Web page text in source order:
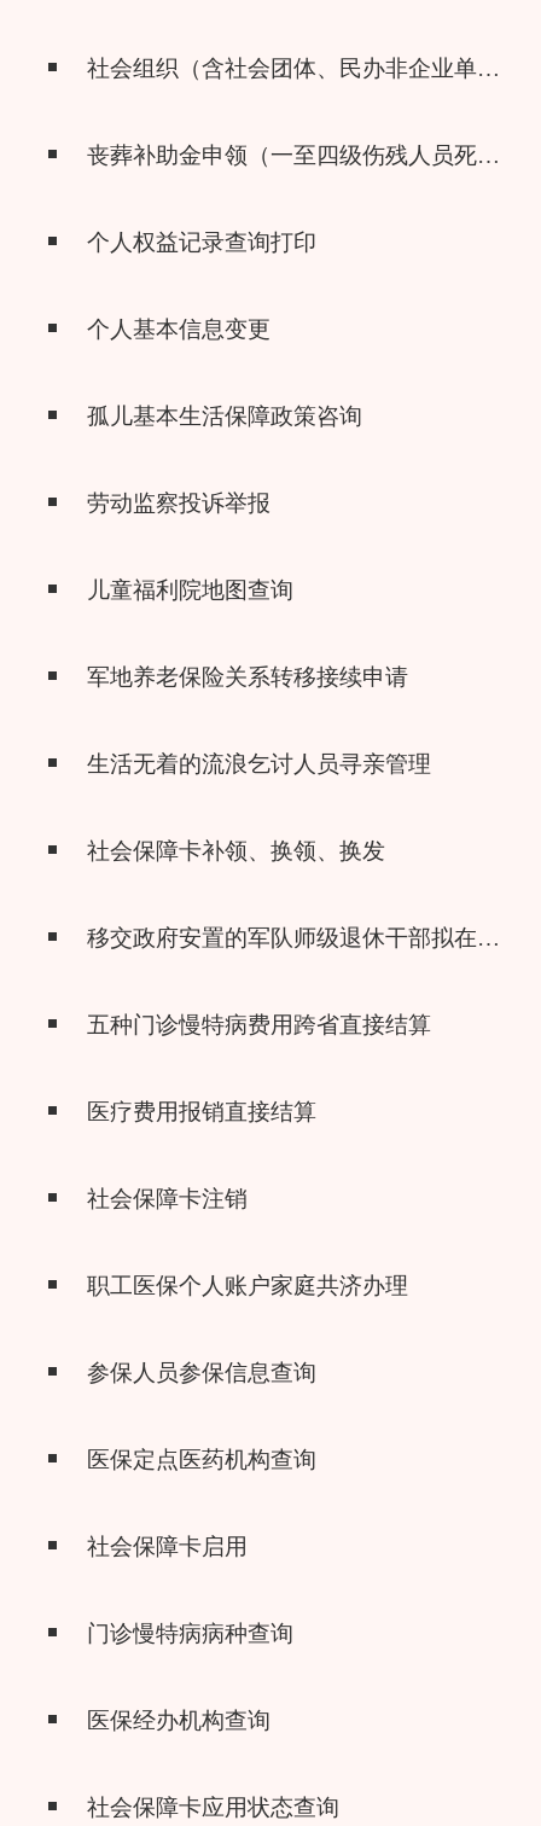
社会组织（含社会团体、民办非企业单位、基金会）管理政策咨询
丧葬补助金申领（一至四级伤残人员死亡）
个人权益记录查询打印
个人基本信息变更
孤儿基本生活保障政策咨询
劳动监察投诉举报
儿童福利院地图查询
军地养老保险关系转移接续申请
生活无着的流浪乞讨人员寻亲管理
社会保障卡补领、换领、换发
移交政府安置的军队师级退休干部拟在社会组织兼职审批
五种门诊慢特病费用跨省直接结算
医疗费用报销直接结算
社会保障卡注销
职工医保个人账户家庭共济办理
参保人员参保信息查询
医保定点医药机构查询
社会保障卡启用
门诊慢特病病种查询
医保经办机构查询
社会保障卡应用状态查询